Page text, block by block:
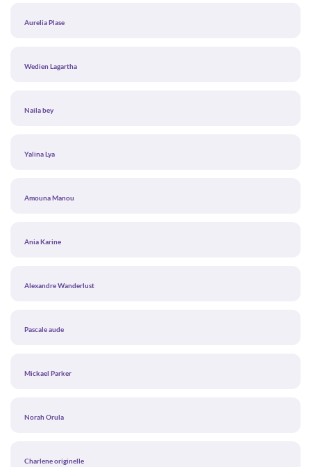
Aurelia Plase
Wedien Lagartha
Naila bey
Yalina Lya
Amouna Manou
Ania Karine
Alexandre Wanderlust
Pascale aude
Mickael Parker
Norah Orula
Charlene originelle